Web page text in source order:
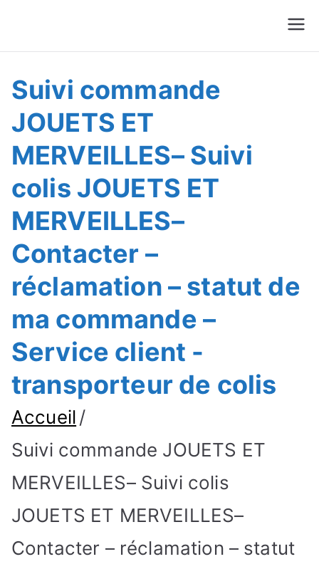
Suivre Colis - Suivre
Commande
Suivi commande
JOUETS ET
MERVEILLES– Suivi
colis JOUETS ET
MERVEILLES–
Contacter –
réclamation – statut de
ma commande –
Service client -
transporteur de colis
Accueil
Suivi commande JOUETS ET
MERVEILLES– Suivi colis
JOUETS ET MERVEILLES–
Contacter – réclamation – statut